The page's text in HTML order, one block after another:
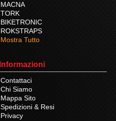
MACNA
TORK
BIKETRONIC
ROKSTRAPS
Mostra Tutto
Informazioni
Contattaci
Chi Siamo
Mappa Sito
Spedizioni & Resi
Privacy